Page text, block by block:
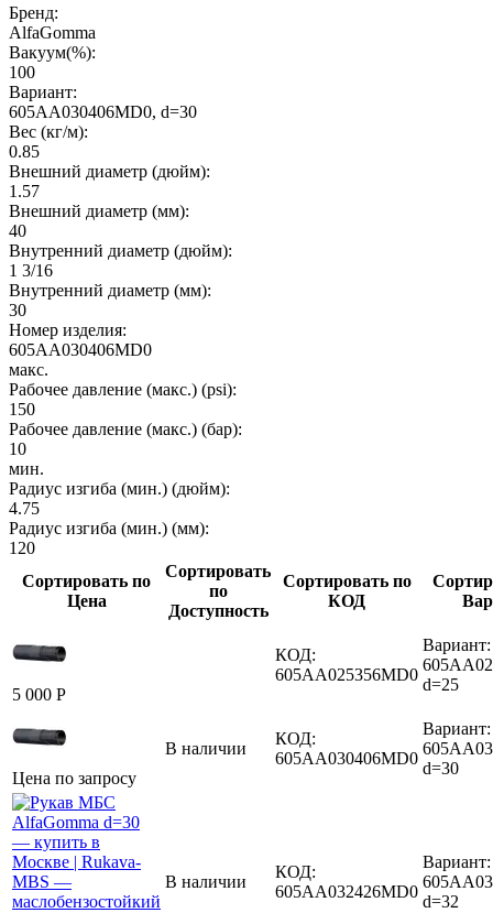
Бренд:
AlfaGomma
Вакуум(%):
100
Вариант:
605AA030406MD0, d=30
Вес (кг/м):
0.85
Внешний диаметр (дюйм):
1.57
Внешний диаметр (мм):
40
Внутренний диаметр (дюйм):
1 3/16
Внутренний диаметр (мм):
30
Номер изделия:
605AA030406MD0
макс.
Рабочее давление (макс.) (psi):
150
Рабочее давление (макс.) (бар):
10
мин.
Радиус изгиба (мин.) (дюйм):
4.75
Радиус изгиба (мин.) (мм):
120
Сортировать по
Цена
Сортировать
по
Доступность
Сортировать по
КОД
5 000 Р
КОД:
605AA025356MD0
Вариант:
d=25
Цена по запросу
В наличии
КОД:
605AA030406MD0
Вариант:
d=30
В наличии
КОД:
605AA032426MD0
Вариант:
d=32